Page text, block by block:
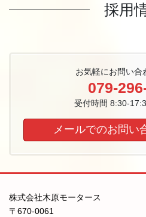
採用
お気軽にお問い合
079-
受付時間 8:30-
メールでのお問い
株式会社木原モータース
〒670-0061